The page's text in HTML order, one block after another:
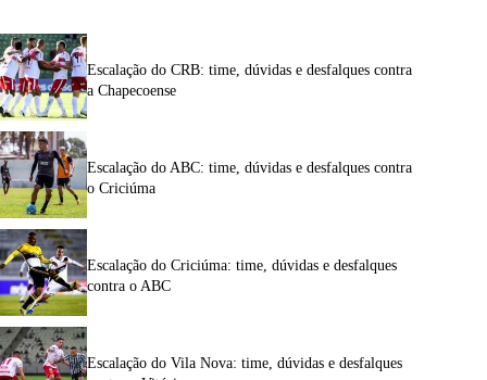
Escalação do CRB: time, dúvidas e desfalques contra
a Chapecoense
Escalação do ABC: time, dúvidas e desfalques contra
o Criciúma
Escalação do Criciúma: time, dúvidas e desfalques
contra o ABC
Escalação do Vila Nova: time, dúvidas e desfalques